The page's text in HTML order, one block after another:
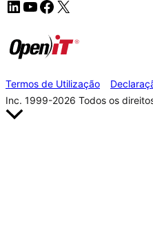
Termos de Utilização
Inc. 1999-2026 Todos os